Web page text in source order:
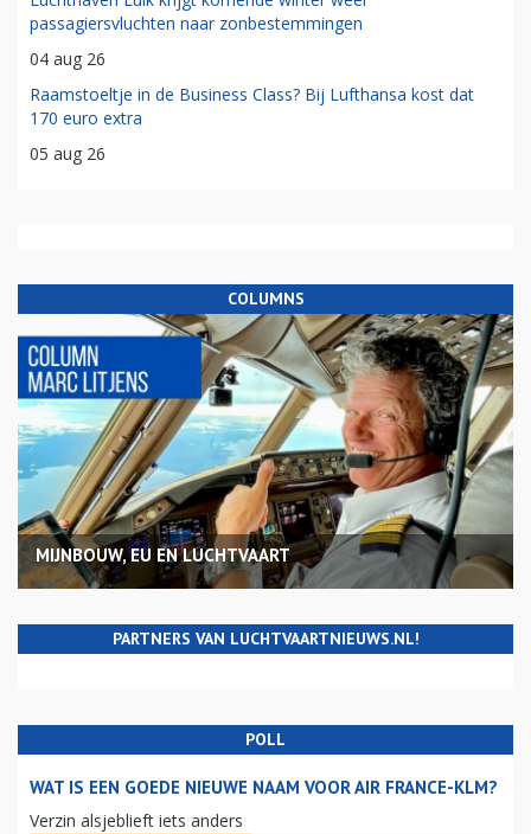
passagiersvluchten naar zonbestemmingen
04 aug 26
Raamstoeltje in de Business Class? Bij Lufthansa kost dat
170 euro extra
05 aug 26
COLUMNS
MIJNBOUW, EU EN LUCHTVAART
PARTNERS VAN LUCHTVAARTNIEUWS.NL!
POLL
WAT IS EEN GOEDE NIEUWE NAAM VOOR AIR FRANCE-KLM?
Verzin alsjeblieft iets anders